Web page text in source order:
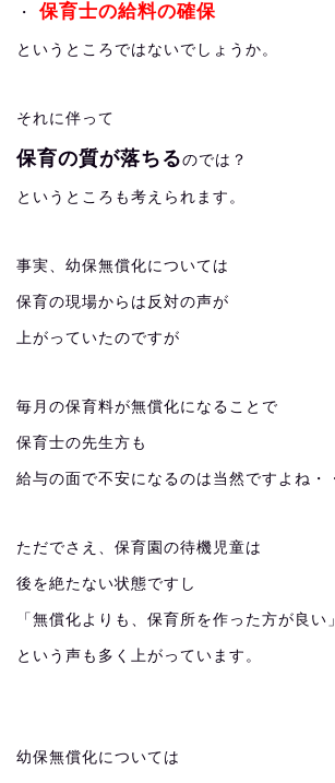
・ 保育士の給料の確保
というところではないでしょうか。
それに伴って
保育の質が落ちるのでは？
というところも考えられます。
事実、幼保無償化については
保育の現場からは反対の声が
上がっていたのですが
毎月の保育料が無償化になることで
保育士の先生方も
給与の面で不安になるのは当然ですよね・
ただでさえ、保育園の待機児童は
後を絶たない状態ですし
「無償化よりも、保育所を作った方が良い」
という声も多く上がっています。
幼保無償化については